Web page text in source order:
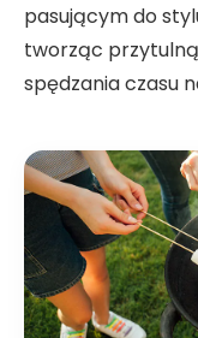
pasującym do
tworząc
spędzania czasu